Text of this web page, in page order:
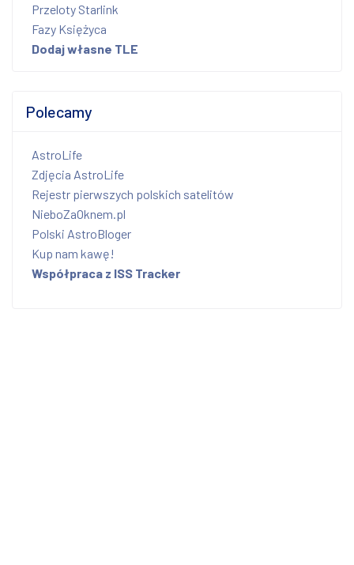
Przeloty Starlink
Fazy Księżyca
Dodaj własne TLE
Polecamy
AstroLife
Zdjęcia AstroLife
Rejestr pierwszych polskich satelitów
NieboZaOknem.pl
Polski AstroBloger
Kup nam kawę!
Współpraca z ISS Tracker